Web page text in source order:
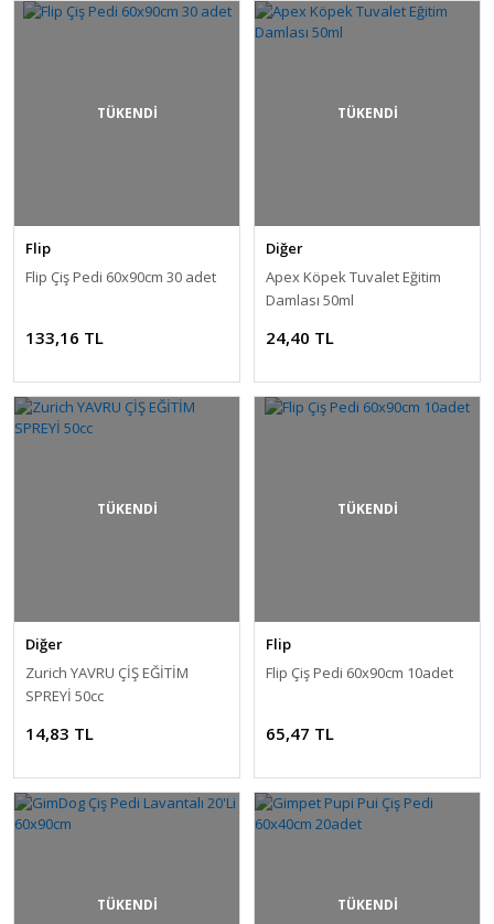
TÜKENDİ
Flip
Flip Çiş Pedi 60x90cm 30 adet
133,16 TL
TÜKENDİ
Diğer
Apex Köpek Tuvalet Eğitim
Damlası 50ml
24,40 TL
TÜKENDİ
Diğer
Zurich YAVRU ÇİŞ EĞİTİM
SPREYİ 50cc
14,83 TL
TÜKENDİ
Flip
Flip Çiş Pedi 60x90cm 10adet
65,47 TL
TÜKENDİ TÜKENDİ